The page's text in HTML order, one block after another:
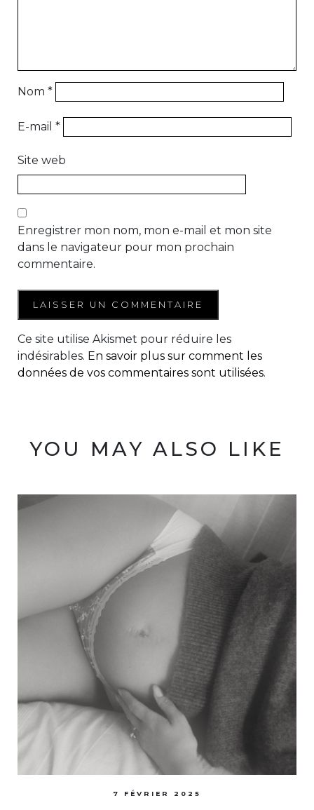
Nom *
E-mail *
Site web
Enregistrer mon nom, mon e-mail et mon site
dans le navigateur pour mon prochain
commentaire.
Ce site utilise Akismet pour réduire les
indésirables. En savoir plus sur comment les
données de vos commentaires sont utilisées.
YOU MAY ALSO LIKE
7 FÉVRIER 2025